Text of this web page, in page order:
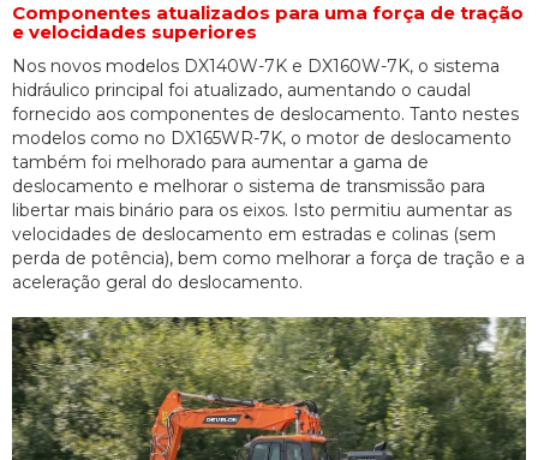
Componentes atualizados para uma força de tração
e velocidades superiores
Nos novos modelos DX140W-7K e DX160W-7K, o sistema
hidráulico principal foi atualizado, aumentando o caudal
fornecido aos componentes de deslocamento. Tanto nestes
modelos como no DX165WR-7K, o motor de deslocamento
também foi melhorado para aumentar a gama de
deslocamento e melhorar o sistema de transmissão para
libertar mais binário para os eixos. Isto permitiu aumentar as
velocidades de deslocamento em estradas e colinas (sem
perda de potência), bem como melhorar a força de tração e a
aceleração geral do deslocamento.